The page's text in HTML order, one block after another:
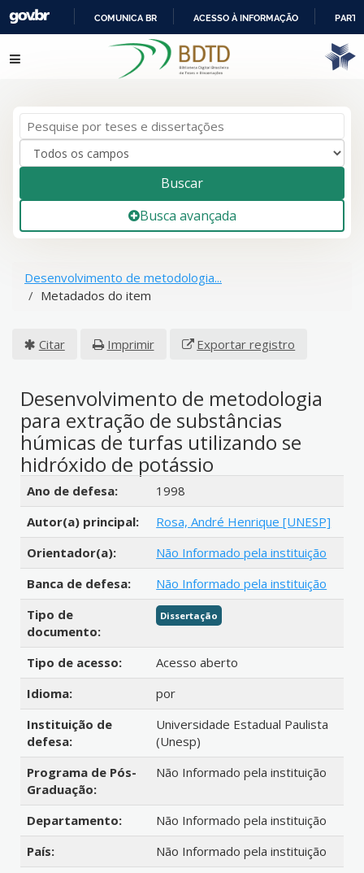
IR
PARA
COMUNICA BR ACESSO À INFORMAÇÃO
Pular para o conteúdo
Buscar
Busca avançada
Desenvolvimento de metodologia...
Metadados do item
Citar Imprimir Exportar registro
Desenvolvimento de metodologia
para extração de substâncias
húmicas de turfas utilizando se
hidróxido de potássio
Detalhes bibliográficos
Ano de defesa:
1998
Autor(a) principal:
Rosa, André Henrique [UNESP]
Orientador(a):
Não Informado pela instituição
Banca de defesa:
Não Informado pela instituição
Tipo de
documento:
Dissertação
Tipo de acesso:
Acesso aberto
Idioma:
por
Instituição de
defesa:
Universidade Estadual Paulista
(Unesp)
Programa de Pós-
Graduação:
Não Informado pela instituição
Departamento:
Não Informado pela instituição
País:
Não Informado pela instituição